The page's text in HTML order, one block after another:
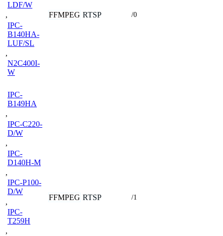
LDF/W
,
IPC-
B140HA-
LUF/SL
,
N2C400I-
W
FFMPEG RTSP /0
IPC-
B149HA
,
IPC-C220-
D/W
,
IPC-
D140H-M
,
IPC-P100-
D/W
,
IPC-
T259H
,
FFMPEG RTSP /1